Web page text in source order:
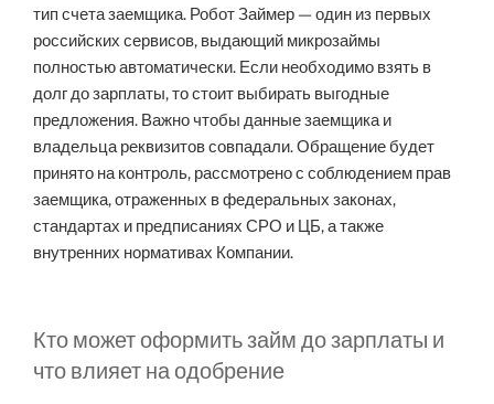
тип счета заемщика. Робот Займер — один из первых
российских сервисов, выдающий микрозаймы
полностью автоматически. Если необходимо взять в
долг до зарплаты, то стоит выбирать выгодные
предложения. Важно чтобы данные заемщика и
владельца реквизитов совпадали. Обращение будет
принято на контроль, рассмотрено с соблюдением прав
заемщика, отраженных в федеральных законах,
стандартах и предписаниях СРО и ЦБ, а также
внутренних нормативах Компании.
Кто может оформить займ до зарплаты и
что влияет на одобрение